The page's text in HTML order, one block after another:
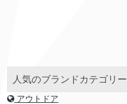
人気のブランドカテゴリー
アウトドア